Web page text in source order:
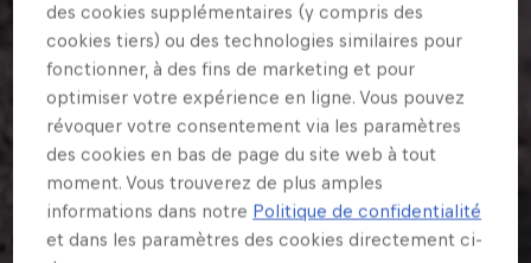
des cookies supplémentaires (y compris des
cookies tiers) ou des technologies similaires pour
fonctionner, à des fins de marketing et pour
optimiser votre expérience en ligne. Vous pouvez
révoquer votre consentement via les paramètres
des cookies en bas de page du site web à tout
moment. Vous trouverez de plus amples
informations dans notre Politique de confidentialité
et dans les paramètres des cookies directement ci-